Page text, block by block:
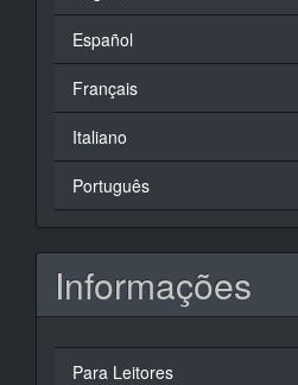
Español
Français
Italiano
Português
Informações
Para Leitores